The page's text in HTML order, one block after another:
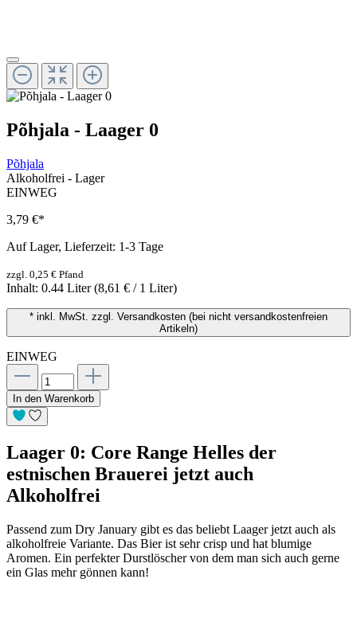
Põhjala - Laager 0
Põhjala
Alkoholfrei - Lager
EINWEG
3,79 €*
Auf Lager, Lieferzeit: 1-3 Tage
zzgl. 0,25 € Pfand
Inhalt: 0.44 Liter(8,61 € / 1 Liter)
* inkl. MwSt. zzgl. Versandkosten (bei nicht versandkostenfreien
Artikeln)
EINWEG
In den Warenkorb
Laager 0: Core Range Helles der
estnischen Brauerei jetzt auch
Alkoholfrei
Passend zum Dry January gibt es das beliebt Laagerjetzt auch als
alkoholfreie Variante. Das Bier ist sehrcrisp und hat blumige
Aromen. Ein perfekter Durstlöscher von dem man sich auch gerne
ein Glas mehr gönnen kann!